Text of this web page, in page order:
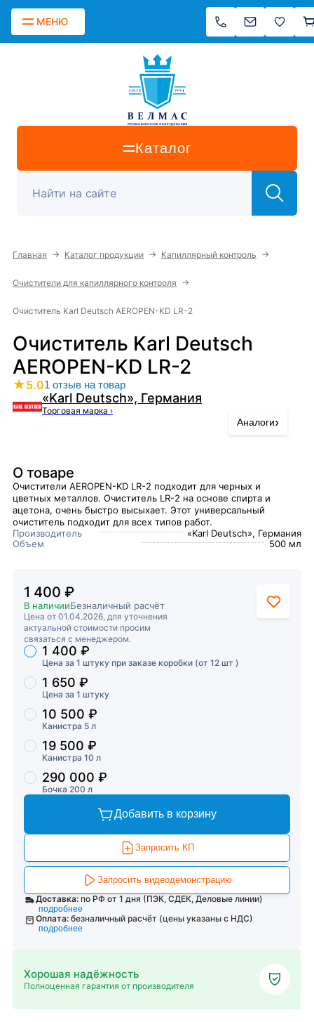
МЕНЮ
Каталог
Главная → Каталог продукции → Капиллярный контроль →
Очистители для капиллярного контроля →
Очиститель Karl Deutsch AEROPEN-KD LR-2
Очиститель Karl Deutsch
AEROPEN-KD LR-2
★5.01 отзыв на товар
«Karl Deutsch», Германия
Торговая марка ›
Аналоги›
О товаре
Очистители AEROPEN-KD LR-2 подходит для черных и
цветных металлов. Очиститель LR-2 на основе спирта и
ацетона, очень быстро высыхает. Этот универсальный
очиститель подходит для всех типов работ.
Производитель
«Karl Deutsch», Германия
Объем
500 мл
1 400 ₽
В наличииБезналичный расчёт
Цена от 01.04.2026, для уточнения
актуальной стоимости просим
связаться с менеджером.
Торговые предложения
Цена за 1 штуку при заказе коробки (от 12 шт )
1 400 ₽
Цена за 1 штуку
1 650 ₽
Канистра 5 л
10 500 ₽
Канистра 10 л
19 500 ₽
Бочка 200 л
290 000 ₽
Добавить в корзину
Запросить КП
Запросить видеодемонстрацию
Доставка: по РФ от 1 дня (ПЭК, СДЕК, Деловые линии)
подробнее
Оплата: безналичный расчёт (цены указаны с НДС)
подробнее
Хорошая надёжность
Полноценная гарантия от производителя